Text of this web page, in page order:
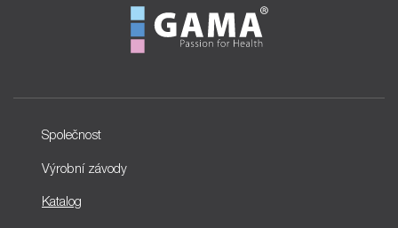
Společnost
Výrobní závody
Katalog